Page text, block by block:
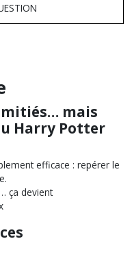
mais
Harry Potter
efficace : repérer le
ça devient